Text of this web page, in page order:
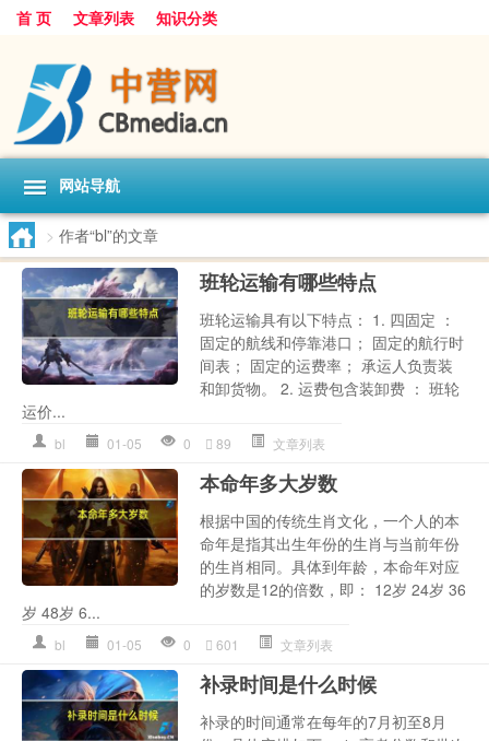
首 页 文章列表 知识分类
网站导航
> 作者“bl”的文章
班轮运输有哪些特点
班轮运输具有以下特点： 1. 四固定 ：
固定的航线和停靠港口； 固定的航行时
间表； 固定的运费率； 承运人负责装
和卸货物。 2. 运费包含装卸费 ： 班轮
运价...
bl 01-05 0 89 文章列表
本命年多大岁数
根据中国的传统生肖文化，一个人的本
命年是指其出生年份的生肖与当前年份
的生肖相同。具体到年龄，本命年对应
的岁数是12的倍数，即： 12岁 24岁 36
岁 48岁 6...
bl 01-05 0 601 文章列表
补录时间是什么时候
补录的时间通常在每年的7月初至8月